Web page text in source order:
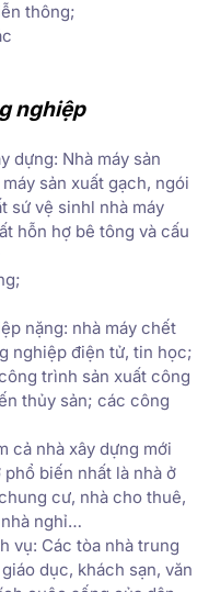
thông;
nghiệp
dựng: Nhà máy sản
sản xuất gạch, ngói
sứ vệ sinhl nhà máy
hỗn hợ bê tông và cấu
nặng: nhà máy chết
nghiệp điện tử, tin học;
trình sản xuất công
thủy sản; các công
cả nhà xây dựng mới
phổ biến nhất là nhà ở
cư, nhà cho thuê,
nghỉ…
vụ: Các tòa nhà trung
dục, khách sạn, văn